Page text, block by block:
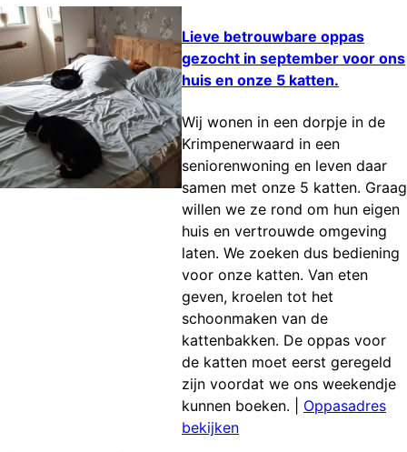
Lieve betrouwbare oppas
gezocht in september voor ons
huis en onze 5 katten.
Wij wonen in een dorpje in de
Krimpenerwaard in een
seniorenwoning en leven daar
samen met onze 5 katten. Graag
willen we ze rond om hun eigen
huis en vertrouwde omgeving
laten. We zoeken dus bediening
voor onze katten. Van eten
geven, kroelen tot het
schoonmaken van de
kattenbakken. De oppas voor
de katten moet eerst geregeld
zijn voordat we ons weekendje
kunnen boeken.
Oppasadres
bekijken